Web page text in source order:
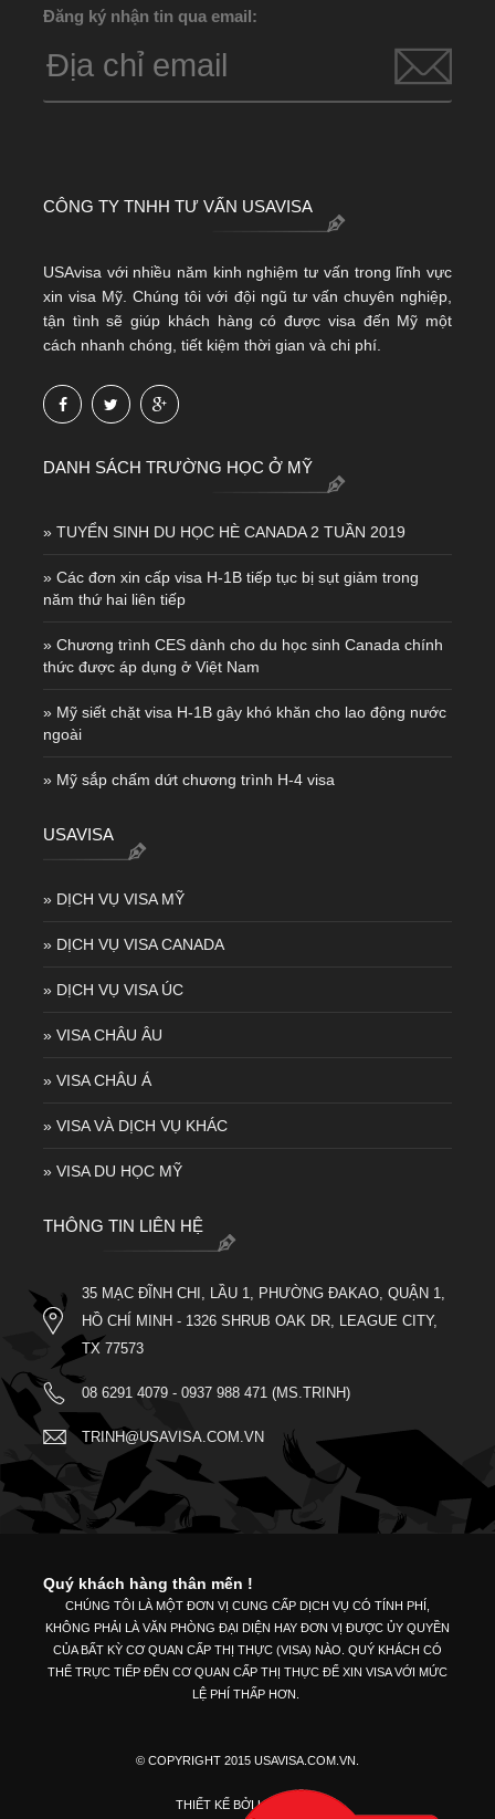
Đăng ký nhận tin qua email:
CÔNG TY TNHH TƯ VẤN USAVISA
USAvisa với nhiều năm kinh nghiệm tư vấn trong lĩnh vực
xin visa Mỹ. Chúng tôi với đội ngũ tư vấn chuyên nghiệp,
tận tình sẽ giúp khách hàng có được visa đến Mỹ một
cách nhanh chóng, tiết kiệm thời gian và chi phí.
DANH SÁCH TRƯỜNG HỌC Ở MỸ
» TUYỂN SINH DU HỌC HÈ CANADA 2 TUẦN 2019
» Các đơn xin cấp visa H-1B tiếp tục bị sụt giảm trong
năm thứ hai liên tiếp
» Chương trình CES dành cho du học sinh Canada chính
thức được áp dụng ở Việt Nam
» Mỹ siết chặt visa H-1B gây khó khăn cho lao động nước
ngoài
» Mỹ sắp chấm dứt chương trình H-4 visa
USAVISA
» DỊCH VỤ VISA MỸ
» DỊCH VỤ VISA CANADA
» DỊCH VỤ VISA ÚC
» VISA CHÂU ÂU
» VISA CHÂU Á
» VISA VÀ DỊCH VỤ KHÁC
» VISA DU HỌC MỸ
THÔNG TIN LIÊN HỆ
35 MẠC ĐĨNH CHI, LẦU 1, PHƯỜNG ĐAKAO, QUẬN 1,
HỒ CHÍ MINH - 1326 SHRUB OAK DR, LEAGUE CITY,
TX 77573
08 6291 4079 - 0937 988 471 (MS.TRINH)
TRINH@USAVISA.COM.VN
Quý khách hàng thân mến !
CHÚNG TÔI LÀ MỘT ĐƠN VỊ CUNG CẤP DỊCH VỤ CÓ TÍNH PHÍ,
KHÔNG PHẢI LÀ VĂN PHÒNG ĐẠI DIỆN HAY ĐƠN VỊ ĐƯỢC ỦY QUYỀN
CỦA BẤT KỲ CƠ QUAN CẤP THỊ THỰC (VISA) NÀO. QUÝ KHÁCH CÓ
THỂ TRỰC TIẾP ĐẾN CƠ QUAN CẤP THỊ THỰC ĐỂ XIN VISA VỚI MỨC
LỆ PHÍ THẤP HƠN.
© COPYRIGHT 2015 USAVISA.COM.VN.
THIẾT KẾ BỞIUNIVINET.